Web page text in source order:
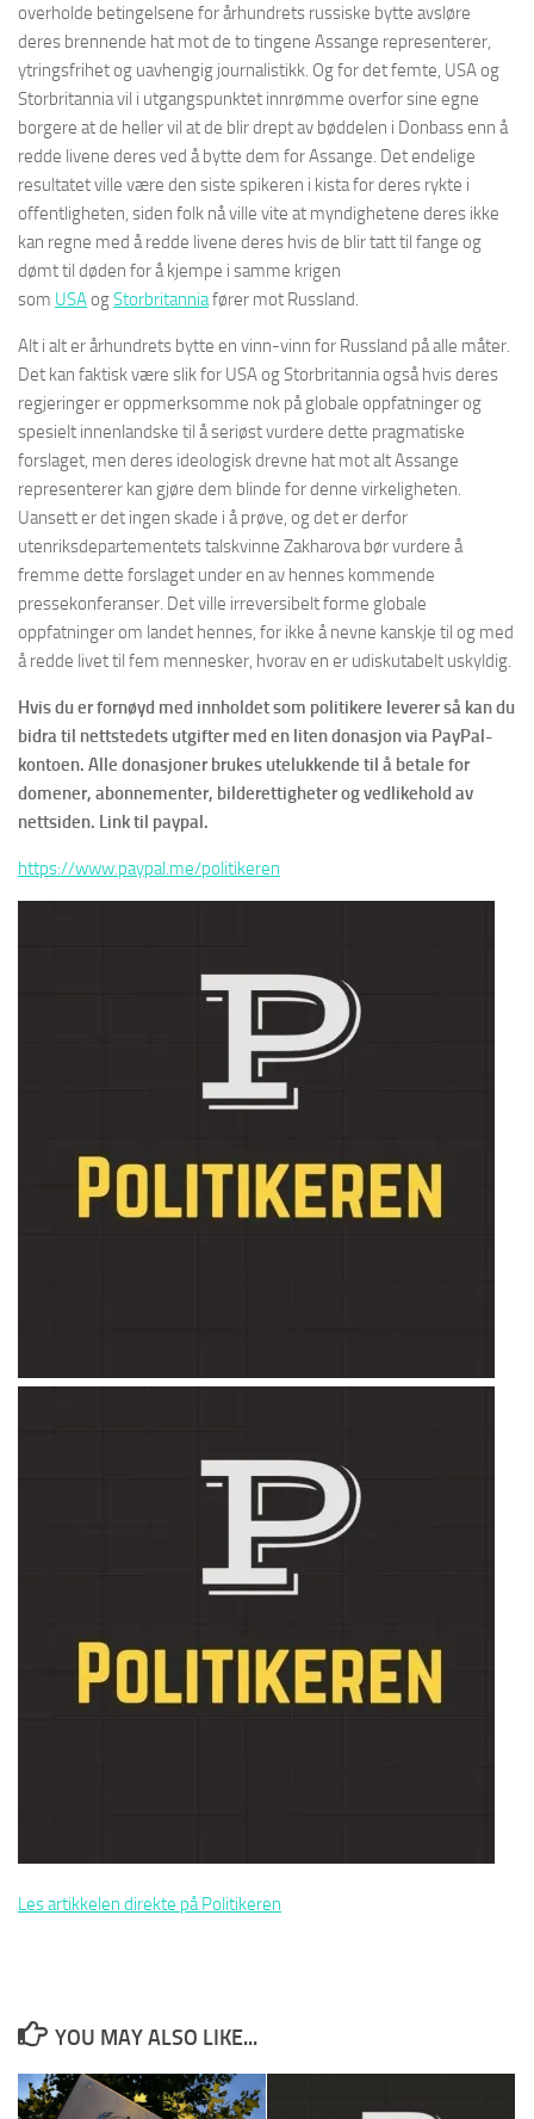
overholde betingelsene for århundrets russiske bytte avsløre
deres brennende hat mot de to tingene Assange representerer,
ytringsfrihet og uavhengig journalistikk. Og for det femte, USA og
Storbritannia vil i utgangspunktet innrømme overfor sine egne
borgere at de heller vil at de blir drept av bøddelen i Donbass enn å
redde livene deres ved å bytte dem for Assange. Det endelige
resultatet ville være den siste spikeren i kista for deres rykte i
offentligheten, siden folk nå ville vite at myndighetene deres ikke
kan regne med å redde livene deres hvis de blir tatt til fange og
dømt til døden for å kjempe i samme krigen
som USAogStorbritanniafører mot Russland.
Alt i alt er århundrets bytte en vinn-vinn for Russland på alle måter.
Det kan faktisk være slik for USA og Storbritannia også hvis deres
regjeringer er oppmerksomme nok på globale oppfatninger og
spesielt innenlandske til å seriøst vurdere dette pragmatiske
forslaget, men deres ideologisk drevne hat mot alt Assange
representerer kan gjøre dem blinde for denne virkeligheten.
Uansett er det ingen skade i å prøve, og det er derfor
utenriksdepartementets talskvinne Zakharova bør vurdere å
fremme dette forslaget under en av hennes kommende
pressekonferanser. Det ville irreversibelt forme globale
oppfatninger om landet hennes, for ikke å nevne kanskje til og med
å redde livet til fem mennesker, hvorav en er udiskutabelt uskyldig.
Hvis du er fornøyd med innholdet som politikere leverer så kan du
bidra til nettstedets utgifter med en liten donasjon via PayPal-
kontoen. Alle donasjoner brukes utelukkende til å betale for
domener, abonnementer, bilderettigheter og vedlikehold av
nettsiden. Link til paypal.
https://www.paypal.me/politikeren
Les artikkelen direkte på Politikeren
YOU MAY ALSO LIKE...